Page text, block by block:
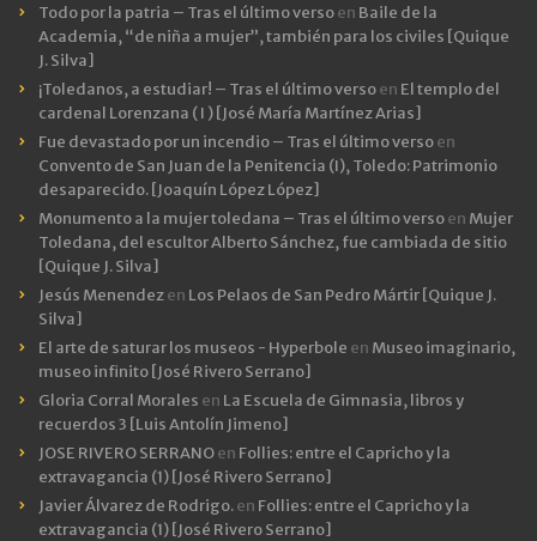
Todo por la patria – Tras el último versoen Baile de la
Academia, “de niña a mujer”, también para los civiles [Quique
J. Silva]
¡Toledanos, a estudiar! – Tras el último versoen El templo del
cardenal Lorenzana ( I ) [José María Martínez Arias]
Fue devastado por un incendio – Tras el último versoen
Convento de San Juan de la Penitencia (I), Toledo: Patrimonio
desaparecido. [Joaquín López López]
Monumento a la mujer toledana – Tras el último versoen Mujer
Toledana, del escultor Alberto Sánchez, fue cambiada de sitio
[Quique J. Silva]
Jesús Menendezen Los Pelaos de San Pedro Mártir [Quique J.
Silva]
El arte de saturar los museos - Hyperbole en Museo imaginario,
museo infinito [José Rivero Serrano]
Gloria Corral Morales en La Escuela de Gimnasia, libros y
recuerdos 3 [Luis Antolín Jimeno]
JOSE RIVERO SERRANOen Follies: entre el Capricho y la
extravagancia (1) [José Rivero Serrano]
Javier Álvarez de Rodrigo.en Follies: entre el Capricho y la
extravagancia (1) [José Rivero Serrano]